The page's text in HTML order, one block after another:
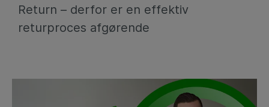
Return – derfor er en effektiv
returproces afgørende